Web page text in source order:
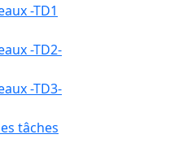
-TD1
-TD2-
-TD3-
tâches